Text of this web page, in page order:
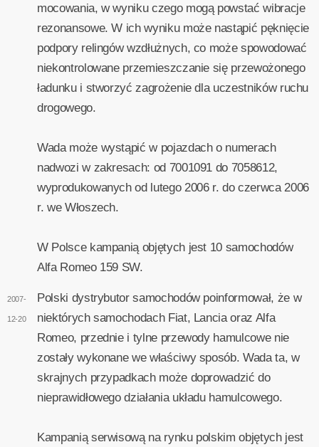
mocowania, w wyniku czego mogą powstać wibracje
rezonansowe. W ich wyniku może nastąpić pęknięcie
podpory relingów wzdłużnych, co może spowodować
niekontrolowane przemieszczanie się przewożonego
ładunku i stworzyć zagrożenie dla uczestników ruchu
drogowego.
Wada może wystąpić w pojazdach o numerach
nadwozi w zakresach: od 7001091 do 7058612,
wyprodukowanych od lutego 2006 r. do czerwca 2006
r. we Włoszech.
W Polsce kampanią objętych jest 10 samochodów
Alfa Romeo 159 SW.
2007-
12-20
Polski dystrybutor samochodów poinformował, że w
niektórych samochodach Fiat, Lancia oraz Alfa
Romeo, przednie i tylne przewody hamulcowe nie
zostały wykonane we właściwy sposób. Wada ta, w
skrajnych przypadkach może doprowadzić do
nieprawidłowego działania układu hamulcowego.
Kampanią serwisową na rynku polskim objętych jest